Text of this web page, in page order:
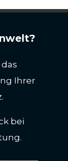
Ihrer
bei